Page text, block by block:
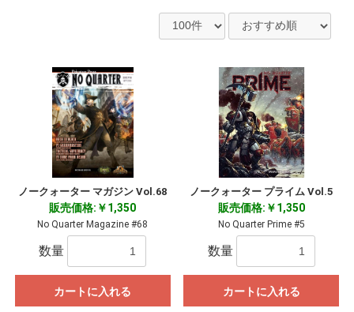
ノークォーター マガジン Vol.68
販売価格:￥1,350
No Quarter Magazine #68
数量
カートに入れる
ノークォーター プライム Vol.5
販売価格:￥1,350
No Quarter Prime #5
数量
カートに入れる